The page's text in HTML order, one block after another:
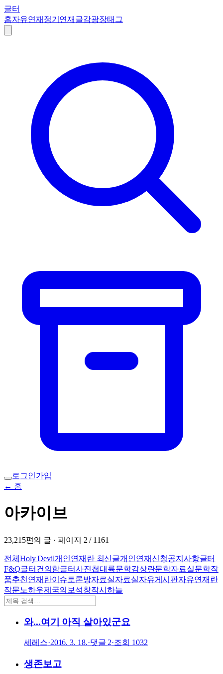
글터
홈자유연재 정기연재 글감광장태그
로그인가입
← 홈
아카이브
23,215편의 글 · 페이지 2 / 1161
전체 Holy Devil개인연재란 최신글개인연재신청공지사항글터
F&Q글터건의함글터사진첩대륙문학감상란문학자료실문학작
품추천 연재란이슈토론방자료실자료실자유게시판자유연재란
작문노하우제국의보석창작시 하늘
와...여기 아직 살아있군요
세레스·2016. 3. 18.·댓글 2·조회 1032
생존보고